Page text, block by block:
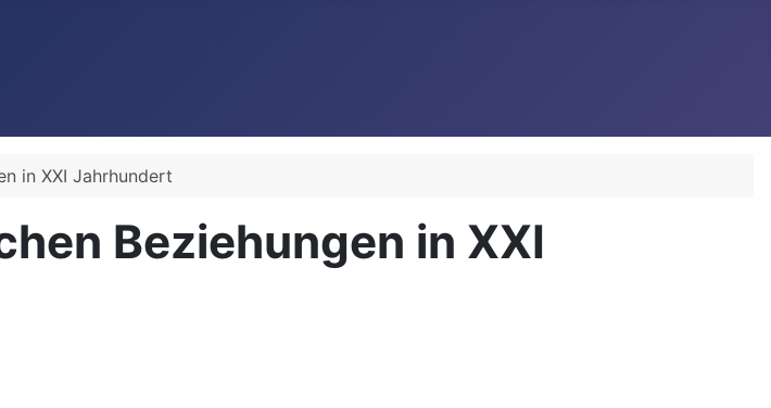
in XXI Jahrhundert
Beziehungen in XXI